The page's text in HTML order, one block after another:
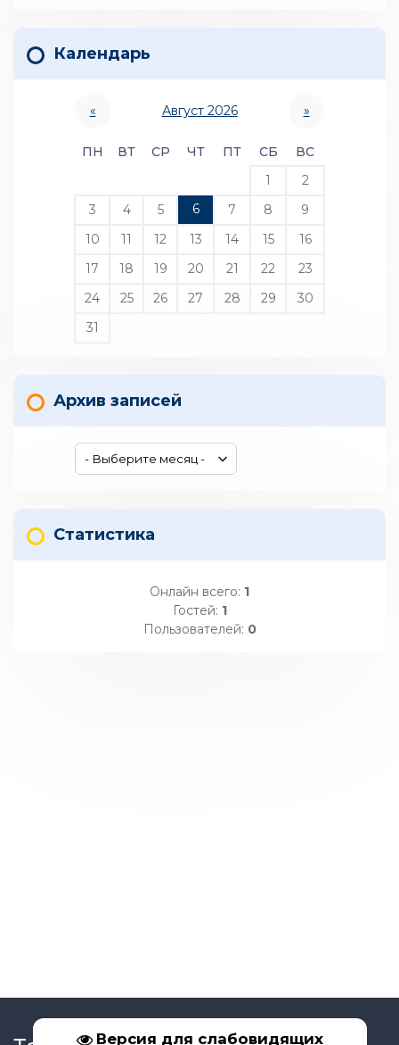
Версия для слабовидящих
Календарь
« Август 2026 »
ПН ВТ СР ЧТ ПТ СБ
ВС
1
2
3
4 5 6 7 8
9
10
11 12 13 14 15
16
17
18 19 20 21 22
23
24
25 26 27 28 29
30
31
Архив записей
Статистика
Онлайн всего: 1
Гостей: 1
Пользователей: 0